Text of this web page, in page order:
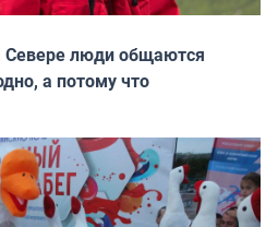
Севере люди общаются
а потому что